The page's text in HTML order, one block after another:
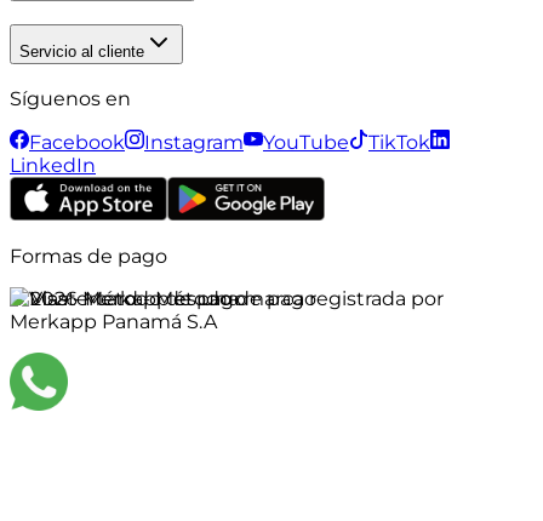
Servicio al cliente
Síguenos en
Facebook
Instagram YouTube
TikTok
LinkedIn
Formas de pago
©2026Merkapp es una marca registrada por
Merkapp Panamá S.A